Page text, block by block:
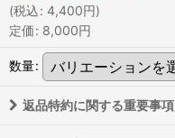
(税込: 4,400円)
定価: 8,000円
数量:
返品特約に関する重要事項